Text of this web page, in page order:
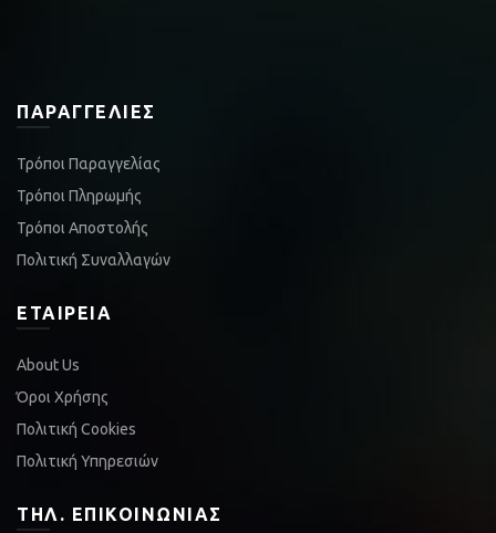
ΠΑΡΑΓΓΕΛΊΕΣ
Τρόποι Παραγγελίας
Τρόποι Πληρωμής
Τρόποι Αποστολής
Πολιτική Συναλλαγών
ΕΤΑΙΡΕΊΑ
About Us
Όροι Χρήσης
Πολιτική Cookies
Πολιτική Υπηρεσιών
ΤΗΛ. ΕΠΙΚΟΙΝΩΝΊΑΣ